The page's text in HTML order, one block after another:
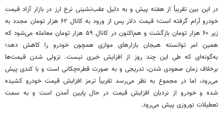
در این بین تقریباً از هفته پیش و به دلیل عقب‌نشینی نرخ ارز در بازار آزاد قیمت
خودرو آرام گرفته است؛ قیمت دلار پس از ورود به کانال ۶۲ هزار تومان مجدد به
زیر ۶۰ هزار تومان بازگشت و هم‌اکنون در کانال ۵۹ هزار تومان معامله می‌شود که
همین امر توانسته هیجان بازارهای موازی همچون خودرو را کاهش دهد؛
به‌گونه‌ای که طی این چند روز از افزایش خبری نیست. نزولی شدن قیمت‌ها
برخلاف زمان صعودی شدن، تدریجی و به صورت قطره‌چکانی است و با کندی پیش
می‌رود، اما در مجموع به نظر می‌رسد تقریباً ترمز افزایش قیمت خودرو کشیده
شده و خودرو از نردبان افزایش قیمت در حال پایین آمدن است و به سمت
تعطیلات نوروزی پیش می‌رود.